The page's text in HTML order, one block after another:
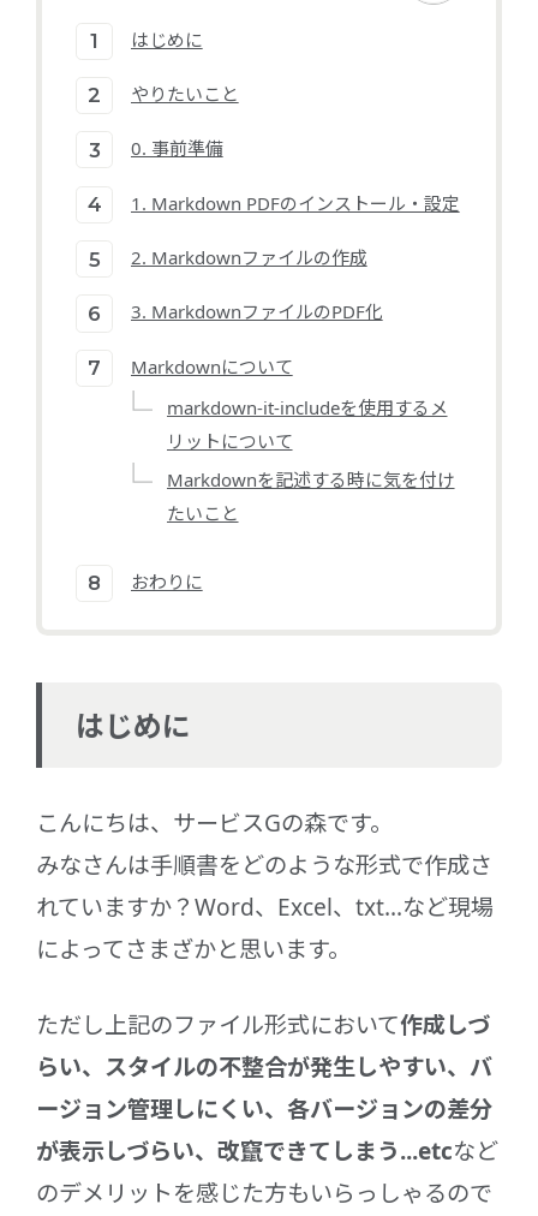
はじめに
やりたいこと
0. 事前準備
1. Markdown PDFのインストール・設定
2. Markdownファイルの作成
3. MarkdownファイルのPDF化
Markdownについて
markdown-it-includeを使用するメ
リットについて
Markdownを記述する時に気を付け
たいこと
おわりに
はじめに
こんにちは、サービスGの森です。
みなさんは手順書をどのような形式で作成さ
れていますか？Word、Excel、txt...など現場
によってさまざかと思います。
ただし上記のファイル形式において作成しづ
らい、スタイルの不整合が発生しやすい、バ
ージョン管理しにくい、各バージョンの差分
が表示しづらい、改竄できてしまう...etcなど
のデメリットを感じた方もいらっしゃるので